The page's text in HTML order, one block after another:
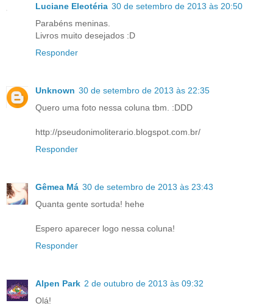
Luciane Eleotéria 30 de setembro de 2013 às 20:50
Parabéns meninas.
Livros muito desejados :D
Responder
Unknown 30 de setembro de 2013 às 22:35
Quero uma foto nessa coluna tbm. :DDD
http://pseudonimoliterario.blogspot.com.br/
Responder
Gêmea Má 30 de setembro de 2013 às 23:43
Quanta gente sortuda! hehe
Espero aparecer logo nessa coluna!
Responder
Alpen Park 2 de outubro de 2013 às 09:32
Olá!